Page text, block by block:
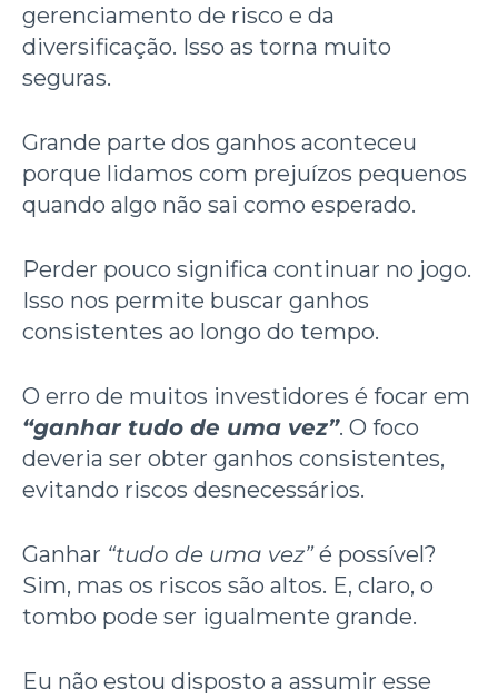
gerenciamento de risco e da
diversificação. Isso as torna muito
seguras.
Grande parte dos ganhos aconteceu
porque lidamos com prejuízos pequenos
quando algo não sai como esperado.
Perder pouco significa continuar no jogo.
Isso nos permite buscar ganhos
consistentes ao longo do tempo.
O erro de muitos investidores é focar em
“ganhar tudo de uma vez”. O foco
deveria ser obter ganhos consistentes,
evitando riscos desnecessários.
Ganhar “tudo de uma vez”é possível?
Sim, mas os riscos são altos. E, claro, o
tombo pode ser igualmente grande.
Eu não estou disposto a assumir esse